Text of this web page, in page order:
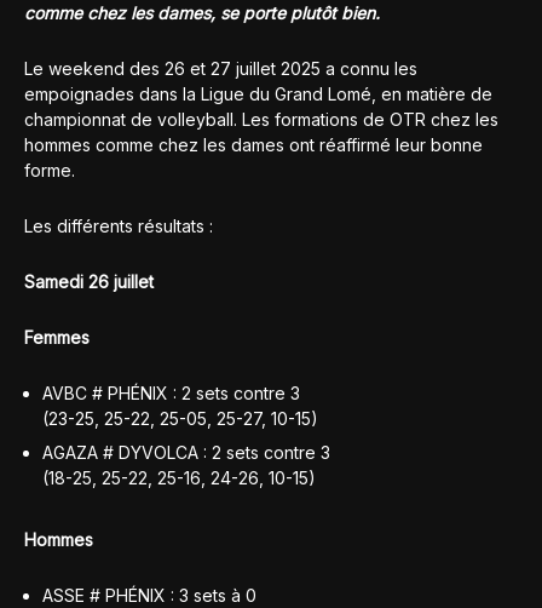
comme chez les dames, se porte plutôt bien.
Le weekend des 26 et 27 juillet 2025 a connu les
empoignades dans la Ligue du Grand Lomé, en matière de
championnat de volleyball. Les formations de OTR chez les
hommes comme chez les dames ont réaffirmé leur bonne
forme.
Les différents résultats :
Samedi 26 juillet
Femmes
AVBC # PHÉNIX : 2 sets contre 3
(23-25, 25-22, 25-05, 25-27, 10-15)
AGAZA # DYVOLCA : 2 sets contre 3
(18-25, 25-22, 25-16, 24-26, 10-15)
Hommes
ASSE # PHÉNIX : 3 sets à 0